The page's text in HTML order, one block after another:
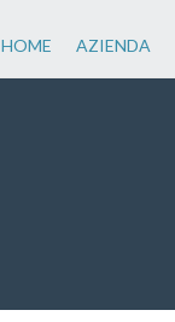
HOME AZIENDA